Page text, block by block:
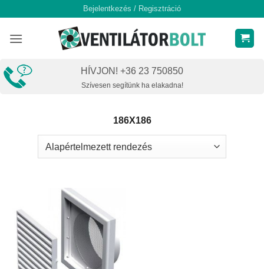
content
Bejelentkezés / Regisztráció
HÍVJON! +36 23 750850
Szívesen segítünk ha elakadna!
186X186